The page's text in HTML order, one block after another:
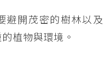
避開茂密的樹林以及
植物與環境。